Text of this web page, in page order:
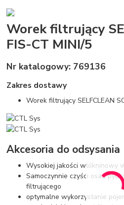
Worek filtrujący
FIS-CT MINI/5
Nr katalogowy: 769136
Zakres dostawy
Worek filtrujący SELFCLEAN
Akcesoria do odsysania
Wysokiej jakości włókninowy
Samoczynnie czyści osad
filtrującego
optymalne wykorzystanie